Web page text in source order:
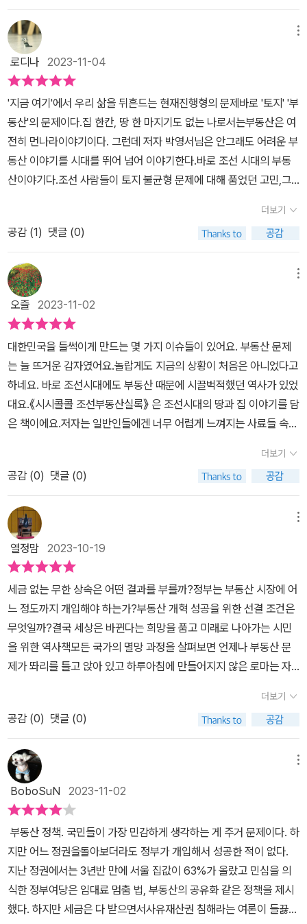
한다. 특히 전쟁을 위시해서 공증이 사라지게 되니 그런 상황은 더 많
이 일어났고, 상대적으로 잘 모르는 평민들이 피해를 많이 보았다. 지
금도 부동산에 대해 잘 아는 사람들은 법을 교묘히 이용해 각족 사기
를 치기도 하고, 그래서 빌라왕 같은 전세사기도 일어나는데 조선시
대 역시 시대만 달랐을 뿐 부동산 꼼수를 부리는 인간들이 계속 등장
하는 걸 보면 정말 기가 차다. ​ 조선시대의 부동산 개혁들을 보면, 뭔
가 아쉬움이 남는다. 좋은 뜻에서 시작되지만 예외가 발생하면서 결
국 작은 구멍에 제방이 무너지는 상황이 펼쳐지기 때문이다. 화장실
들어갈 때 마음과 나올 때 마음이 다르다고, 개혁을 부르짖던 사람들
이 특권층이 되니 얘기가 달라진다. 가진 자들이 자신의 배만 불리기
까? ​그럼에도 저자는 희망을 노래한다. 희망이 있는 곳에서 다시 일
기를 마주하고 보니 역시 문제는 사람이었고, 해결도 사람이라는 생
각이 든다.
불로소득이 됩니다.고려에서 조선으로 새 시대가 열리며 모두 함께
행복해지기 위한 토지개혁의 필요성을 느낍니다. 전국의 토지 문서를
불태웁니다. 그리고 모든 토지를 국유화하고 경작자에게 직접 분배를
하자는 의도로 과전법이 제정됩니다. 문제는 서울 양반들 토지는 건
드리지 못했다는 겁니다.게다가 고려 때는 여성이 남성과 거의 동등
한 상속권을 보장받았고, 재혼도 흠이 되지 않았는데 유학적 가족 질
서를 세운 조선 사대부들은 부계 중심 가족 질서를 내세웁니다. 재산
상속에서 여성의 존재감이 사라졌습니다.​​가진 자들에게 유리한 조세
정책, 과거 급제에 목숨 거는 사람들, 공격적인 M&A 토지 침탈, 개간
점을 악용하며 나타난 일들이었습니다.오늘날 신도시 개발 사업, 재
개발 사업처럼 서민을 위한 사업이란 허울 아래 정작 있는 자들의 배
만 불립니다. 백성을 사랑하는 왕이 좋은 의도로 개혁을 해도 반짝 효
과를 볼 뿐입니다. 개혁은 언제나 용두사미가 됩니다. 권력자들의 반
발과 관리 소홀로 인해 실패로 끝나니 나라 곳간도 부실해집니다.​​조
부모 시대만 하더라도 대체로 땅과 집은 한 몸이었고 작지만 선산이
라 부르는 땅도 소유하고 있었지만, 아파트 시대가 열리며 서민들에
겐 콘크리트 박스가 삶의 전부가 됩니다. 요즘은 삶을 영위하는 공간
으로 땅보다 집이라는 말이 일상화되었습니다.그런데 이런 양상이 조
선 서민들에게도 이미 나타났었다는 겁니다. 바로 수도 한양에서 말
이죠. 한양 도성민에게는 세금 정책도 우대했으니 서울 프리미엄이
조선 전기부터 굳어진 겁니다.당시 신도시 한양에서 관리들에게 나눠
에 가까운 크기를 나눠줬습니다. 한양 서민도 80평으로 책정되었으
니 살만하지 않냐 싶겠지만, 왕족과 공신 수가 많다 보니 정작 서민들
의 주택난이 벌어집니다.만성적인 공급 부족으로 서민들의 내 집 마
련 꿈은 이뤄질 수 없으니 불법으로 집을 지을 수밖에 없었습니다. 그
러면 국가는 또 철거하는 사업을 벌이고요. 공직자의 1가구 1주택 정
책도 시행하지만 사대부들에겐 먹힐 리가 없습니다.읽으면 읽을수록
규제에 집중한 조선 부동산 정책의 모습이 오늘날 부동산 규제 정책
과 닮아 있어 재미있습니다. 규제에 균열이 발생하는 과정도 닮았고
요.​​한양의 집 구하기는 하늘의 별 따기였습니다. 지방에서 올라와 과
거 시험을 보거나 관료가 된 무주택자들도 집 없는 서러움을 겪었습
니다. 이 즈음에서 새로운 주거문화인 임대제도가 출현합니다. 일시
적으로 집을 빌리거나 세를 드는 겁니다.하지만 이 역시 당사자들을
보호하는 법적 장치는 미비했습니다. 오늘날 전세 사기 유형과 다를
바 없는 일들이 벌어집니다. 빼앗은 집을 빌린 집으로 등록하는 부동
타났습니다. 소유권 논쟁도 끊이질 않았다고 합니다. 작은 담장 하나
를 두고 억대 소송전이 펼쳐지는 오늘날과 다를 바 없는 사례들이 쏟
아집니다.​​예나 지금이나 부동산은 서민에게 녹록지 않은 존재구나 싶
었습니다. 조선시대 부동산 이슈를 총정리한 <시시콜콜 조선부동산
실록>. 개혁은 왜 항상 실패했을까요? 이익을 보는 집단 때문입니다.
기존 체제에서 이익을 보던 세력은 개혁을 거부하고 저항하고, 정책
의 허점을 교묘하게 이용합니다. 정부가 시장에 지배당하는 일의 반
복이 됩니다.조선 부동산 개혁 시도와 결과를 통해 현재 우리가 살고
있는 세상과 연결 지어 생각하게 합니다. 사는(live) 곳이 아닌 사는
부동산에 대한 역사 도서이다. 복지를 다루었던 전작을 너무 재미있
게 읽었다. 아마 전공이 복지학이었고, 현재는 관련 직종에서 근무하
고 있다 보니 아는 부분이 많아 더욱 기억에 남았을지도 모르겠다. 내
용을 떠나 전체적으로도 도움이 될 수 있는 부분들이 많아 이번 신작
도 나름 기대가 되었다. 물론, 전작을 읽을 때와 마음가짐이 조금 다르
기는 했다.​간단하게 내용을 이야기하자면 현재 남아 있는 사료를 바
탕으로 조선시대의 부동산 역사를 다루었다. 크게 두 가지로 나뉘는
데 토지와 집에 대한 역사이다. 아무래도 지금처럼 쉽게 알 수 있는 정
보가 아니다 보니 현재 남아 있는 사료를 토대로 당시 조선에서는 어
떤 부동산 정책을 보였으며, 이에 대한 문제점과 계급에 따라 경험했
던 부동산 이야기들이 담겨 있다. ​전체적으로는 술술 읽혀졌다. 학창
시절 역사 시간에 다루었던 과전법 등의 용어 자체가 익숙했다. 그리
양한 사료들을 언급해 주시다 보니 이해하는 것 자체가 그렇게 어렵
지도 않았다. 사실 부동산에 대한 지식 자체도 별로 없을뿐만 아니라
평소 가지고 있는 관심도 낮았기에 전작에 비해 더디게 읽히지 않을
까 걱정했지만 그것은 기우에 불과했다.​개인적으로 두 가지 생각이
들었다. 첫 번째는 공화국이다. 아무래도 지방에 거주하고 있다 보니
주변 친구들과 이야기를 나누면서 '서울에서 태어나 자라는 것도 하
나의 스펙이다.'라는 말을 하고 또 듣는다. 그만큼 상경하는 것 자체가
지방 사람들에게는 하나의 큰 문제가 되는데 조선시대에도 크게 다르
지 않았다는 점이 인상 깊었다. 정약용이 후손들에게 전하는 이야기
과 사채업을 하는 이들에게 돈을 빌려서라도 서울에 집을 얻고자 했
던 이들이 있었다. 지방으로 간 이들은 배우자의 집안 자체가 그 지역
의 유지라는 점에서 씁쓸했다. 과거부터 지금까지 '서울공화국'은 여
전했다.​두 번째는 욕심이다. 가장 기본적으로 인간의 욕심은 끝이 없
다고 보는 입장이다. 지금은 돈에 연연하지 않는다고 하지만 당장 평
생 먹고 살 돈이 떨어진다고 하면 남에게 이를 베푸는 것보다는 배를
불릴 수 있는 여건을 찾지 않을까 싶은데 이는 조선이라고 해서 크게
다르지 않았다. 현대 부동산 부자들처럼 갭투자를 한다거나 정부의
정책을 이용해 자신들의 재산을 늘릴 수 있는 방법들을 실행에 옮겼
다. 전세금은 줄 수 없으나 당장 집을 빼라는 식의 몰상식한 주인들과
누구보다 청렴을 지켜야 할 공무원들이 헛점을 노려 토지로 부를 축
척했다. 최근에 자주 이슈가 되는 전세 사기 범죄자들, 그리고 LH 이
다. 다양한 이유가 있었겠지만 몰락의 원인 중 하나가 부동산 정책의
실패이지 않을까 싶다. 책에서도 드러나는 부분이기는 하지만 이러한
내용들이 현재도 반복되고 있다는 것이 또 하나의 문제이다. 처음에
는 공부하는 느낌으로 읽었지만 결론적으로 공감을 가지게 된 이유도
딱 그 지점에 있었다. 너무나 비슷한 양상을 띄고 있다는 것. 역사 이
야기를 읽으면서 현실성을 느낀다는 것이 그렇게 쉬운 일은 아닐 텐
데 말이다. 여러 모로 무거운 마음이 들었다.​저자는 마지막에 희망을
이야기하고 있다. 앞으로 관심을 가지고 바꾸다 보면 과거를 되풀이
하지 않을 것이라는 내용을 담는데 더욱 생각이 많아졌다. 부디 평등
한 세상을 원하고 있으며, 그렇게 노력하고 있지만 그게 이루어질지
에 대한 의문을 가지고 있는 게 사실이라는 점에서 복잡했던 책이었
다.​<출판사로부터 도서를 제공받아 작성한 리뷰입니다.>
로디나 2023-11-04
'지금 여기'에서 우리 삶을 뒤흔드는 현재진행형의 문제바로 '토지' '부
동산'의 문제이다.​집 한칸, 땅 한 마지기도 없는 나로서는부동산은 여
전히 먼나라이야기이다. ​그런데 저자 박영서님은 안그래도 어려운 부
동산 이야기를 시대를 뛰어 넘어 이야기한다.바로 조선 시대의 부동
산이야기다.​조선 사람들이 토지 불균형 문제에 대해 품었던 고민,그
비슷한 고민을 가지고 있었다는 것이 흥미롭다.나는 그동안 부동산에
대해서 나와 크게 상관없는 일이라는 생각을 했다.소유에 대한 관심
이 크게 없어서이다.그러나 저자는 부동산 문제는 한 국가가 가진 총
체적 문제라고 말한다.​(11) '부동산 문제는 저출생 문제처럼, 한 국가
가 가진 총체적 문제의 원인이면서 결과입니다. 다시 말하면, 어떤 원
인들이 있어서 부동산 불균형이 나타나지만, 동시에 부동산 불균형으
로 인한 어떤 결과들이 나타난다는 의미지요. 그래서 부동산 개혁은
불가능에 가까울 정도로 어렵습니다.'​거기에 사실 지금과 같은 '개인
소유'의 땅 개념도 조금 차이가 있다.신라부터 조선시대까지의 토지
제도는 왕토 사상에 뿌리를 두고 있다.왕토 사상은 '하늘 아래 모든 토
지의 소유자는 왕'이라는 것으로 조세 시스템이 이 '왕토 사상'에 기반
을 두고 있다. (한번도 우리나라가 강력한 왕권 국가 라는 생각을 못
했는데.. 이렇게 보니. 제법 왕권이 쎈 나라였구나 하는 생각이 듬)​그
러나 이 사상을 가지고 있음에도 자꾸만 토지제도가 무너졌기에 개혁
에게 직접 분배'라는 간단하지만 실현은 어려웠던 아이디어들.실현이
어려웠던 이유는.. '권력자'들 때문이다.개혁을 하기 위해서는 '힘'이
필요했다.그러나 그 힘을 가진 '권력자들'은 자신의 토지는 가지기를
원했다.결국 그래서 조선의 토지개혁은 자꾸만 한쪽이 기울어진 채로
이루어졌다.​유토피아의 꿈을 꾸었으나. 시작부터 삐그덕 댈 수 밖에
없었던 조선의 토지개혁.여기에는 늘 '작은(?) 예외와 타협'이 존재했
고, 머리 좋은 사대부들이 이 기회를 놓치지 않았기 때문이다.지금도
법은 있으나 그 법망을 피해 얼마나 많은 사리사욕들이 채워지는지..
주어진 대로 세금을 다 내면 바보라는 소시를 듣는..절세가 미덕처럼
원칙의 교묘한 선타기를 통해 축적한 재산을 한방에 날려버리는 것은
'법과 원칙'따위는 통하지 않는 연산군이라는 사실이 웃픈 일이다. 지
금도 아마 제대로 된 개혁을 위해서는 '연산군'과 같은 미친 00이 나
와야 하는 것은 아닐까?​조선시대 역사를 어느 정도 알고 있는 사람이
라면 등장하는 인물, 사건 등등에 얽힌 토지와 집 이야기가 재미있다.
그냥 역사서를 보면 알 수 없는 당시의 '흉작 현황'들, 그리고 그로 인
한 조세 현황들을 볼 수 있다는 점도 흥미로운 책이다.​실거주자에게
살 곳을 이라는 희망이 무너진 조선이 과연 지금의 우리 사회와 다른
점이 있을까? 하는 한숨이 나오기도 하는 책인데.. 과연 우리는 지금
이 시점에서 어떤 선택을 해야만 이 수렁을 탈출 할 수 있을까?저자
는 희망을 포기하지 말라고 하는데..정말 희망이 있기는 한 것일까?
저자가 말하는 '살(live) 권리'라는 것이 사회적 담론이 형성되어야 할
더보기
공감 (1) 댓글 (0)
오즐 2023-11-02
대한민국을 들썩이게 만드는 몇 가지 이슈들이 있어요. 부동산 문제
는 늘 뜨거운 감자였어요.놀랍게도 지금의 상황이 처음은 아니었다고
하네요. 바로 조선시대에도 부동산 때문에 시끌벅적했던 역사가 있었
대요.《시시콜콜 조선부동산실록》 은 조선시대의 땅과 집 이야기를 담
은 책이에요.저자는 일반인들에겐 너무 어렵게 느껴지는 사료들 속에
냈어요.이 책에서 인용된 주요 사료는 <경세유표>, <대산집>, <목민
심서>, <연암집>, <약천집>, <조선경국전>, <하재일기>, <허백당
집>, <고려사>, <고려사절요>, <노상추일기>, <비변사등록>, <승
정원일기>, <조선왕조실록>, <경국대전>, <속대전>, <묵재일기>,
<이재난고>, 은진 송 씨 송규렴 가 <선찰>, <맹자집주>, <지암일기
>, 각종 소지류라고 하는데, 첫 장에 원문과 번역문을 확인할 수 있는
인터넷 사이트 QR코드까지 제공해주는 세심함이 돋보이네요. 데이
터로 다시 읽어보는 소소한 재미가 있어요.이 책의 부제는 '왜 개혁은
항상 실패할까?'인데, 저자는 역사 속 부동산 불균형 문제가 망국의
원인이며 역사적 난제라고 이야기하고 있어요.단순히 조선은 토지 불
균형 때문에 망했다는 사실을 전하는 게 아니라 조선 사람들이 어떤
고민을 했고 어떤 노력을 기울였는지에 초점을 두고 있어요. 그것이
역사가 주는 교훈일 테니까요. 과연 조선왕조 오백 년 동안 무슨일이
있었던 걸까요. 조선의 건국자들은 야심차게 토지개혁을 단행했지만
계급들이 조금이라도 더 가지려고 욕심을 부렸으니 토지 불균형이 심
화된 거예요. 이를 완화하기 위한 수단이 조세였지만 세금을 가장 많
이 내야 할 양반들이 온갖 꼼수를 부려가며 빠져나가니 그 구멍은 가
난한 백성들이 채워야 했던 거예요. 어딘가 익숙한 풍경이죠. 조선시
대에는 정치구조의 한계로 어쩔 수 없었다는 핑계를 댄다지만 지금
대한민국 정부는 왜 그러는 걸까요. 부자 감세로 역대급 세수 부족 상
황인데 엉뚱한 예산을 삭감하고, 부동산 규제를 풀어준다면서 가계
대출을 부추겨 기업만 살리는 특권층 중심의 정책뿐이네요. 최근 여
당에서 특정 지역을 콕 집어서 서울로 편입시키자는 방안을 추진하면
더보기
공감 (0) 댓글 (0)
열정맘 2023-10-19
세금 없는 무한 상속은 어떤 결과를 부를까?정부는 부동산 시장에 어
느 정도까지 개입해야 하는가?부동산 개혁 성공을 위한 선결 조건은
무엇일까?결국 세상은 바뀐다는 희망을 품고 미래로 나아가는 시민
을 위한 역사책모든 국가의 멸망 과정을 살펴보면 언제나 부동산 문
제가 똬리를 틀고 앉아 있고 하루아침에 만들어지지 않은 로마는 자
하게 쇠토한다. 후한 호족들의 대토지 겸병은 나라를 휘청이게 만들
었고 결국 '유관장 삼형제'가 활약하던 삼국시대가 열리는 원인이 되
었다고 한다. 귀족과 호족이 대토지를 소유하던 신라와 고려, 관료가
대토지를 소유하던 조선 모두 토지 불균형이 선을 넘다 못해 '망국을
견인하는 폭주 기관차'로 돌변하는 과정을 밟았다.땅은 모든 인간의
생산수단이자, 삶의 터전이다 그런데 토지를 독점하는 소수가 절대다
수의 토지를 빼앗는 지경까지 흘러오면, 수많은 '보통 사람'이 최소한
의 생계수준도 유지할 수 없는 극한의 상황으로 몰리게 된다. 역사속
의 부동산 불균형 문제는 먼 나라 이야기나 먼 옛날 이야기처럼 한번
듣고 흘릴 만한 것이 아님을 알기에 더더욱 이 책에 관심을 가지게 되
었다.'조선은 토지 불균형 때문에 망했다'라고 이야기 하는 건 쉽지만
'조선은 토지 불균형 해소하기 위해 어떤 노력을 기울였을까?'라는 질
더보기
공감 (0) 댓글 (0)
BoboSuN 2023-11-02
부동산 정책. 국민들이 가장 민감하게 생각하는 게 주거 문제이다. 하
지만 어느 정권을돌아보더라도 정부가 개입해서 성공한 적이 없다.
지난 정권에서는 3년반 만에 서울 집값이 63%가 올랐고 민심을 의
식한 정부여당은 임대료 멈춤 법, 부동산의 공유화 같은 정책을 제시
했다. 하지만 세금은 다 받으면서사유재산권 침해라는 여론이 들끓어